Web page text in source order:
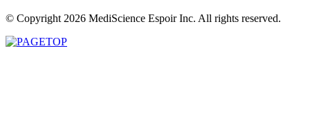
© Copyright 2026 MediScience Espoir Inc. All rights reserved.